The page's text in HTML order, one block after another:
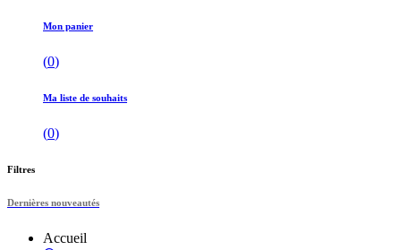
Mon panier
(0)
Ma liste de souhaits
(0)
Filtres
Dernières nouveautés
Accueil